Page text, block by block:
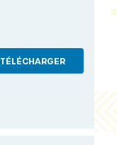
TÉLÉCHARGER